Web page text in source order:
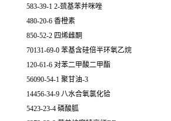
583-39-1 2-巯基苯并咪唑
480-20-6 香橙素
850-52-2 四烯雌酮
70131-69-0 苯基含硅倍半环氧乙烷
120-61-6 对苯二甲酸二甲酯
56090-54-1 聚甘油-3
14456-34-9 八水合氧氯化铪
5423-23-4 磷酸胍